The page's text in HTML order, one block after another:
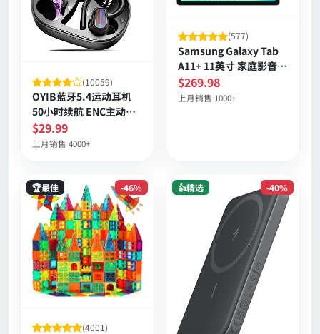
(10059)
OYIB蓝牙5.4运动耳机
50小时续航 ENC主动降
噪 IP7防水耳挂式
$29.99
上月销售 4000+
(577)
Samsung Galaxy Tab
A11+ 11英寸 家庭影音大
屏平板 四扬声器 Dolby
环绕音效 长续航 便携设
$269.98
上月销售 1000+
-46%
🏆最佳
(4001)
-40%
👍精选